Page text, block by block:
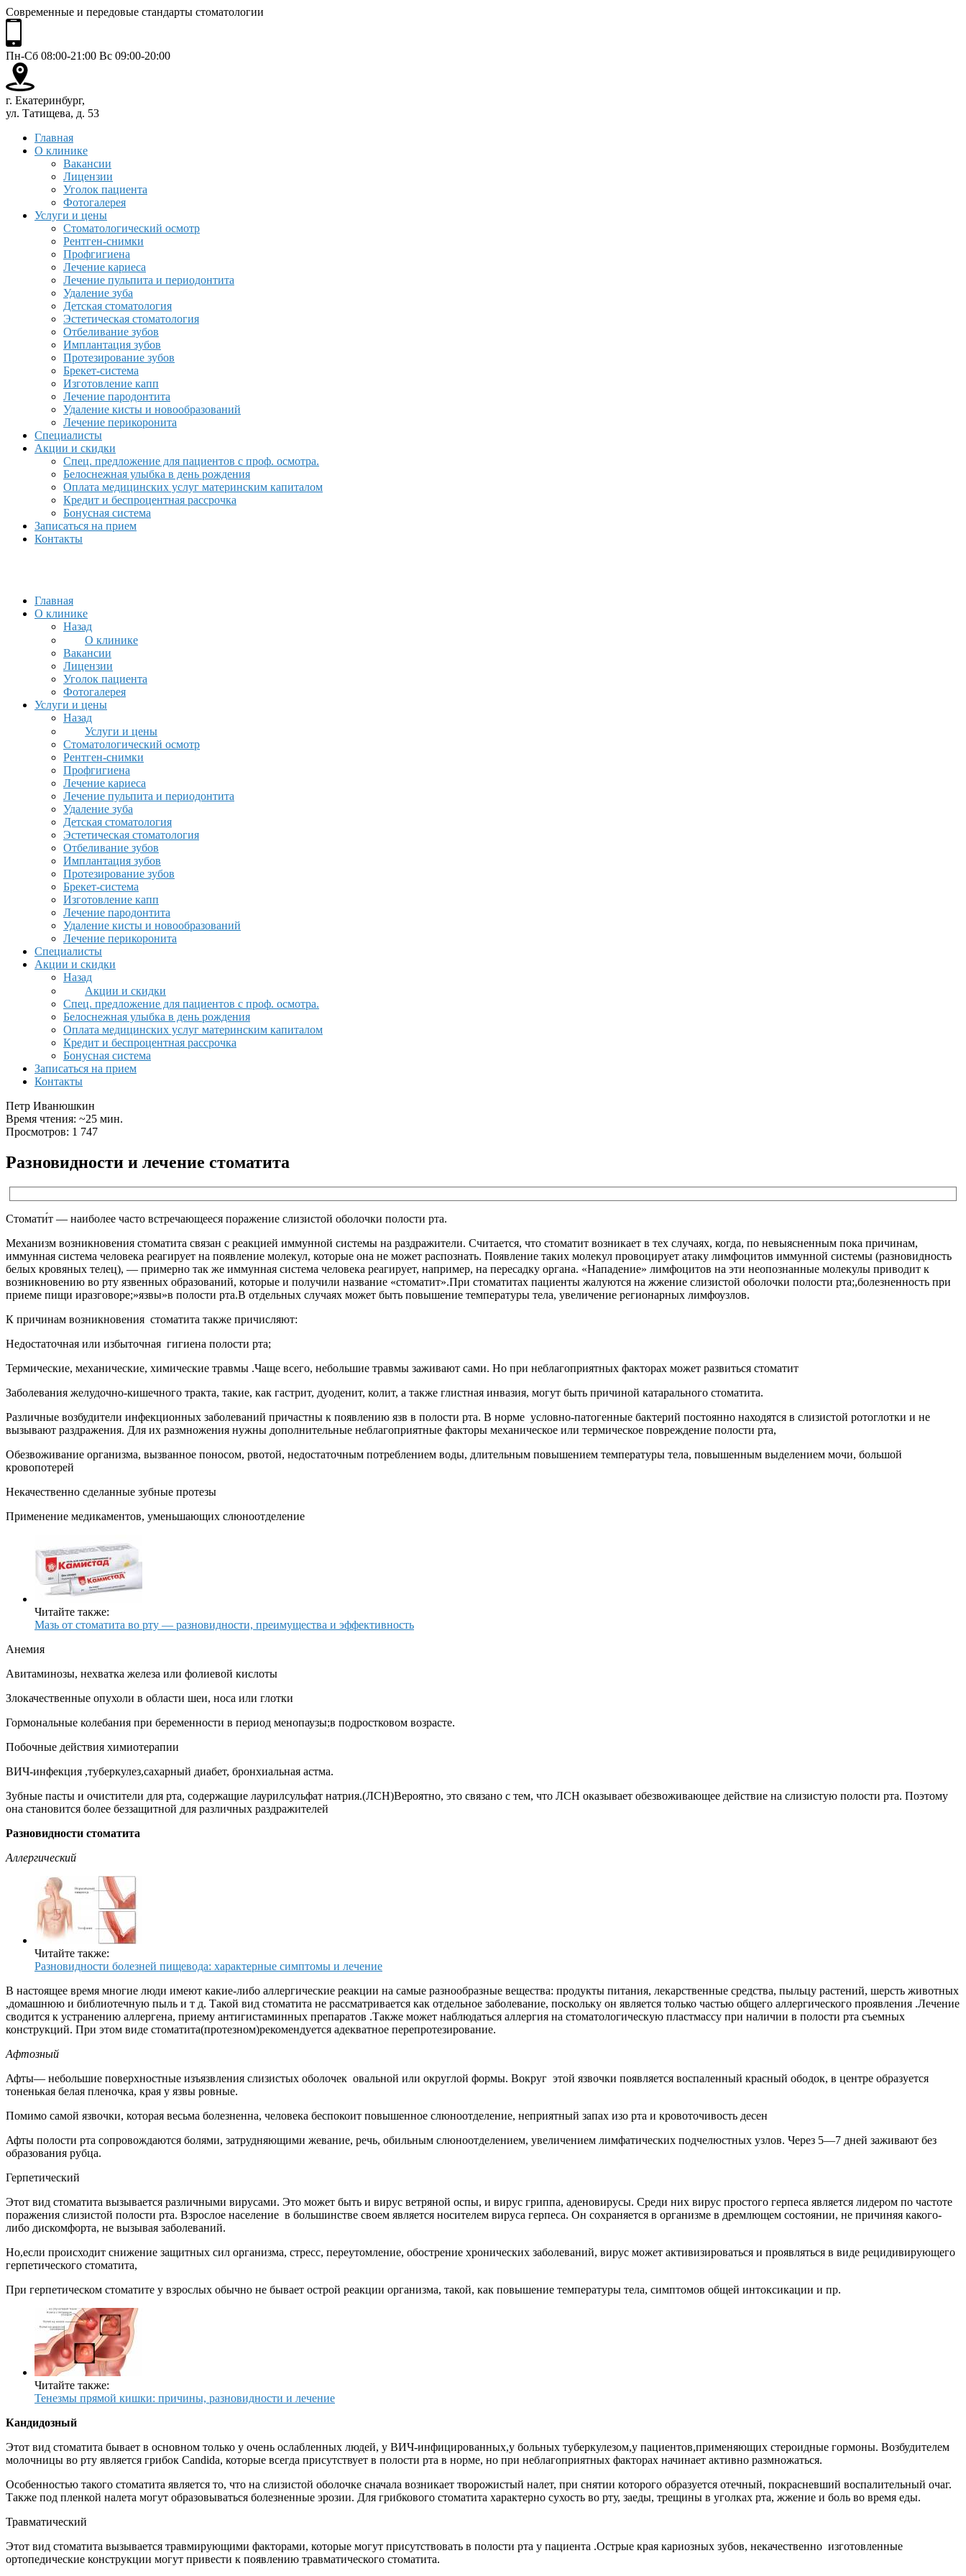
Современные и передовые стандарты стоматологии
Пн-Сб 08:00-21:00 Вс 09:00-20:00
г. Екатеринбург,
ул. Татищева, д. 53
Главная
О клинике
Вакансии
Лицензии
Уголок пациента
Фотогалерея
Услуги и цены
Стоматологический осмотр
Рентген-снимки
Профгигиена
Лечение кариеса
Лечение пульпита и периодонтита
Удаление зуба
Детская стоматология
Эстетическая стоматология
Отбеливание зубов
Имплантация зубов
Протезирование зубов
Брекет-система
Изготовление капп
Лечение пародонтита
Удаление кисты и новообразований
Лечение перикоронита
Специалисты
Акции и скидки
Спец. предложение для пациентов с проф. осмотра.
Белоснежная улыбка в день рождения
Оплата медицинских услуг материнским капиталом
Кредит и беспроцентная рассрочка
Бонусная система
Записаться на прием
Контакты
Главная
О клинике
Назад
О клинике
Вакансии
Лицензии
Уголок пациента
Фотогалерея
Услуги и цены
Назад
Услуги и цены
Стоматологический осмотр
Рентген-снимки
Профгигиена
Лечение кариеса
Лечение пульпита и периодонтита
Удаление зуба
Детская стоматология
Эстетическая стоматология
Отбеливание зубов
Имплантация зубов
Протезирование зубов
Брекет-система
Изготовление капп
Лечение пародонтита
Удаление кисты и новообразований
Лечение перикоронита
Специалисты
Акции и скидки
Назад
Акции и скидки
Спец. предложение для пациентов с проф. осмотра.
Белоснежная улыбка в день рождения
Оплата медицинских услуг материнским капиталом
Кредит и беспроцентная рассрочка
Бонусная система
Записаться на прием
Контакты
Петр Иванюшкин
Время чтения: ~25 мин.
Просмотров: 1 747
Разновидности и лечение стоматита
Стомати́т — наиболее часто встречающееся поражение слизистой оболочки полости рта.
Механизм возникновения стоматита связан с реакцией иммунной системы на раздражители. Считается, что стоматит возникает в тех случаях, когда, по невыясненным пока причинам,
иммунная система человека реагирует на появление молекул, которые она не может распознать. Появление таких молекул провоцирует атаку лимфоцитов иммунной системы (разновидность
белых кровяных телец), — примерно так же иммунная система человека реагирует, например, на пересадку органа. «Нападение» лимфоцитов на эти неопознанные молекулы приводит к
возникновению во рту язвенных образований, которые и получили название «стоматит».При стоматитах пациенты жалуются на жжение слизистой оболочки полости рта;,болезненность при
приеме пищи иразговоре;»язвы»в полости рта.В отдельных случаях может быть повышение температуры тела, увеличение регионарных лимфоузлов.
К причинам возникновения стоматита также причисляют:
Недостаточная или избыточная гигиена полости рта;
Термические, механические, химические травмы .Чаще всего, небольшие травмы заживают сами. Но при неблагоприятных факторах может развиться стоматит
Заболевания желудочно-кишечного тракта, такие, как гастрит, дуоденит, колит, а также глистная инвазия, могут быть причиной катарального стоматита.
Различные возбудители инфекционных заболеваний причастны к появлению язв в полости рта. В норме условно-патогенные бактерий постоянно находятся в слизистой ротоглотки и не
вызывают раздражения. Для их размножения нужны дополнительные неблагоприятные факторы механическое или термическое повреждение полости рта,
Обезвоживание организма, вызванное поносом, рвотой, недостаточным потреблением воды, длительным повышением температуры тела, повышенным выделением мочи, большой
кровопотерей
Некачественно сделанные зубные протезы
Применение медикаментов, уменьшающих слюноотделение
Читайте также:
Мазь от стоматита во рту — разновидности, преимущества и эффективность
Анемия
Авитаминозы, нехватка железа или фолиевой кислоты
Злокачественные опухоли в области шеи, носа или глотки
Гормональные колебания при беременности в период менопаузы;в подростковом возрасте.
Побочные действия химиотерапии
ВИЧ-инфекция ,туберкулез,сахарный диабет, бронхиальная астма.
Зубные пасты и очистители для рта, содержащие лаурилсульфат натрия.(ЛСН)Вероятно, это связано с тем, что ЛСН оказывает обезвоживающее действие на слизистую полости рта. Поэтому
она становится более беззащитной для различных раздражителей
Разновидности стоматита
Аллергический
Читайте также:
Разновидности болезней пищевода: характерные симптомы и лечение
В настоящее время многие люди имеют какие-либо аллергические реакции на самые разнообразные вещества: продукты питания, лекарственные средства, пыльцу растений, шерсть животных
,домашнюю и библиотечную пыль и т д. Такой вид стоматита не рассматривается как отдельное заболевание, поскольку он является только частью общего аллергического проявления .Лечение
сводится к устранению аллергена, приему антигистаминных препаратов .Также может наблюдаться аллергия на стоматологическую пластмассу при наличии в полости рта съемных
конструкций. При этом виде стоматита(протезном)рекомендуется адекватное перепротезирование.
Афтозный
Афты— небольшие поверхностные изъязвления слизистых оболочек овальной или округлой формы. Вокруг этой язвочки появляется воспаленный красный ободок, в центре образуется
тоненькая белая пленочка, края у язвы ровные.
Помимо самой язвочки, которая весьма болезненна, человека беспокоит повышенное слюноотделение, неприятный запах изо рта и кровоточивость десен
Афты полости рта сопровождаются болями, затрудняющими жевание, речь, обильным слюноотделением, увеличением лимфатических подчелюстных узлов. Через 5—7 дней заживают без
образования рубца.
Герпетический
Этот вид стоматита вызывается различными вирусами. Это может быть и вирус ветряной оспы, и вирус гриппа, аденовирусы. Среди них вирус простого герпеса является лидером по частоте
поражения слизистой полости рта. Взрослое население в большинстве своем является носителем вируса герпеса. Он сохраняется в организме в дремлющем состоянии, не причиняя какого-
либо дискомфорта, не вызывая заболеваний.
Но,если происходит снижение защитных сил организма, стресс, переутомление, обострение хронических заболеваний, вирус может активизироваться и проявляться в виде рецидивирующего
герпетического стоматита,
При герпетическом стоматите у взрослых обычно не бывает острой реакции организма, такой, как повышение температуры тела, симптомов общей интоксикации и пр.
Читайте также:
Тенезмы прямой кишки: причины, разновидности и лечение
Кандидозный
Этот вид стоматита бывает в основном только у очень ослабленных людей, у ВИЧ-инфицированных,у больных туберкулезом,у пациентов,применяющих стероидные гормоны. Возбудителем
молочницы во рту является грибок Candida, которые всегда присутствует в полости рта в норме, но при неблагоприятных факторах начинает активно размножаться.
Особенностью такого стоматита является то, что на слизистой оболочке сначала возникает творожистый налет, при снятии которого образуется отечный, покрасневший воспалительный очаг.
Также под пленкой налета могут образовываться болезненные эрозии. Для грибкового стоматита характерно сухость во рту, заеды, трещины в уголках рта, жжение и боль во время еды.
Травматический
Этот вид стоматита вызывается травмирующими факторами, которые могут присутствовать в полости рта у пациента .Острые края кариозных зубов, некачественно изготовленные
ортопедические конструкции могут привести к появлению травматического стоматита.